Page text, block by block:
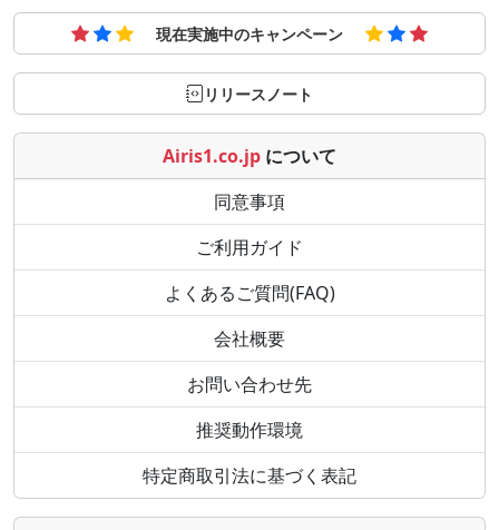
現在実施中のキャンペーン
リリースノート
Airis1.co.jp について
同意事項
ご利用ガイド
よくあるご質問(FAQ)
会社概要
お問い合わせ先
推奨動作環境
特定商取引法に基づく表記